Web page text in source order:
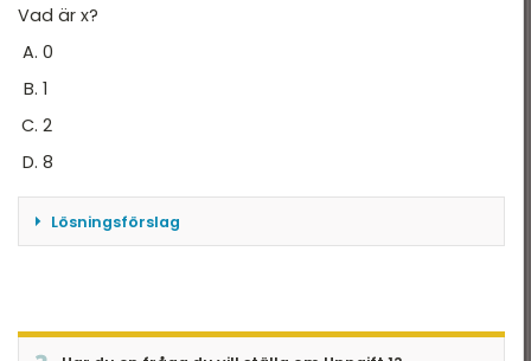
Vad är x?
0
1
2
8
Lösningsförslag
Först förenklar vi:
\( \begin{align*} 4x-8 &= -2x-8 \Leftrightarrow
2